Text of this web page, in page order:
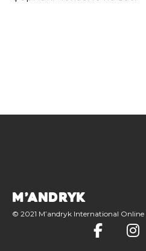
M’ANDRYK
© 2021 M’andryk International